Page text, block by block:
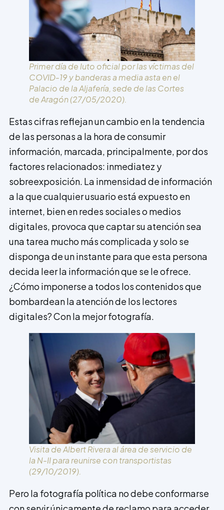
Primer día de luto oficial por las víctimas del
COVID-19 y banderas a media asta en el
Palacio de la Aljafería, sede de las Cortes
de Aragón (27/05/2020).
Estas cifras reflejan un cambio en la tendencia
de las personas a la hora de consumir
información, marcada, principalmente, por dos
factores relacionados: inmediatez y
sobreexposición. La inmensidad de información
a la que cualquier usuario está expuesto en
internet, bien en redes sociales o medios
digitales, provoca que captar su atención sea
una tarea mucho más complicada y solo se
disponga de un instante para que esta persona
decida leer la información que se le ofrece.
¿Cómo imponerse a todos los contenidos que
bombardean la atención de los lectores
digitales? Con la mejor fotografía.
Visita de Albert Rivera al área de servicio de
la N-II para reunirse con transportistas
(29/10/2019).
Pero la fotografía política no debe conformarse